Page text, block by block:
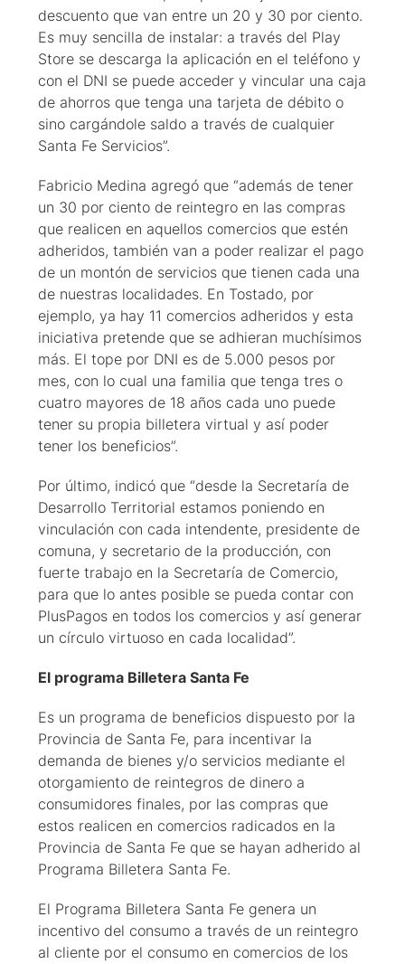
descuento que van entre un 20 y 30 por ciento.
Es muy sencilla de instalar: a través del Play
Store se descarga la aplicación en el teléfono y
con el DNI se puede acceder y vincular una caja
de ahorros que tenga una tarjeta de débito o
sino cargándole saldo a través de cualquier
Santa Fe Servicios”.
Fabricio Medina agregó que “además de tener
un 30 por ciento de reintegro en las compras
que realicen en aquellos comercios que estén
adheridos, también van a poder realizar el pago
de un montón de servicios que tienen cada una
de nuestras localidades. En Tostado, por
ejemplo, ya hay 11 comercios adheridos y esta
iniciativa pretende que se adhieran muchísimos
más. El tope por DNI es de 5.000 pesos por
mes, con lo cual una familia que tenga tres o
cuatro mayores de 18 años cada uno puede
tener su propia billetera virtual y así poder
tener los beneficios”.
Por último, indicó que “desde la Secretaría de
Desarrollo Territorial estamos poniendo en
vinculación con cada intendente, presidente de
comuna, y secretario de la producción, con
fuerte trabajo en la Secretaría de Comercio,
para que lo antes posible se pueda contar con
PlusPagos en todos los comercios y así generar
un círculo virtuoso en cada localidad”.
El programa Billetera Santa Fe
Es un programa de beneficios dispuesto por la
Provincia de Santa Fe, para incentivar la
demanda de bienes y/o servicios mediante el
otorgamiento de reintegros de dinero a
consumidores finales, por las compras que
estos realicen en comercios radicados en la
Provincia de Santa Fe que se hayan adherido al
Programa Billetera Santa Fe.
El Programa Billetera Santa Fe genera un
incentivo del consumo a través de un reintegro
al cliente por el consumo en comercios de los